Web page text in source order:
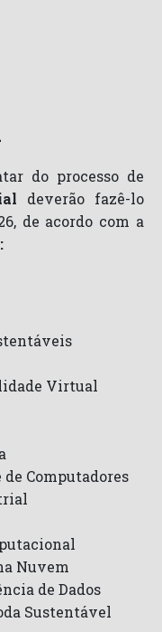
do processo de
deverão fazê-lo
de acordo com a
:
Virtual
Computadores
Nuvem
de Dados
Sustentável